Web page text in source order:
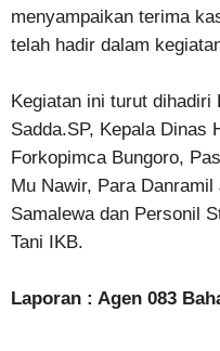
menyampaikan terima
telah hadir dalam
Kegiatan ini turut dihadiri
Sadda.SP, Kepala Dinas
Forkopimca Bungoro,
Mu Nawir, Para
Samalewa dan Personil
Tani IKB.
Laporan : Agen 083